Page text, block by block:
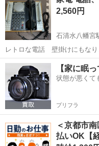
2,560円
石清水八幡宮
レトロな電話 壁掛けにもなります。 動作確認しました
ノークレーム、ノーリターン
京都 京都市 石清水八
【家に眠
状態が悪くて
プリフラ
＜京都市
払いOK【